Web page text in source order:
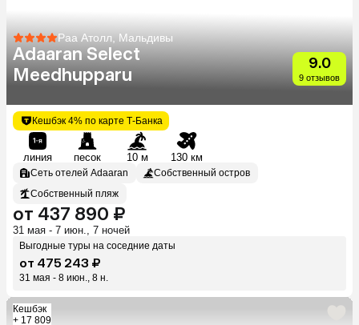
Раа Атолл, Мальдивы
Adaaran Select
Meedhupparu
9.0
9 отзывов
Кешбэк 4% по карте Т-Банка
линия песок 10 м 130 км
Сеть отелей Adaaran
Собственный остров
Собственный пляж
от 437 890 ₽
31 мая - 7 июн., 7 ночей
Выгодные туры на соседние даты
от 475 243 ₽
31 мая - 8 июн., 8 н.
Кешбэк
+ 17 809